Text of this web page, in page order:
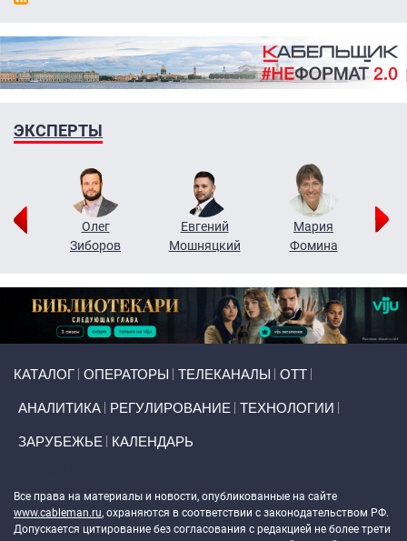
ЭКСПЕРТЫ
Олег
Зиборов
Евгений
Мошняцкий
Мария
Фомина
КАТАЛОГ ОПЕРАТОРЫ ТЕЛЕКАНАЛЫ ОТТ
АНАЛИТИКА РЕГУЛИРОВАНИЕ ТЕХНОЛОГИИ
ЗАРУБЕЖЬЕ КАЛЕНДАРЬ
Все права на материалы и новости, опубликованные на сайте
www.cableman.ru, охраняются в соответствии с законодательством РФ.
Допускается цитирование без согласования с редакцией не более трети